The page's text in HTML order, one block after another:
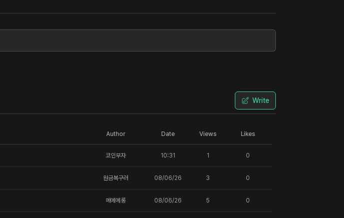
Write
Author Date Views Likes
코인부자 10:31 1 0
원금복구러 08/06/26 3 0
메에에롱 08/06/26 5 0